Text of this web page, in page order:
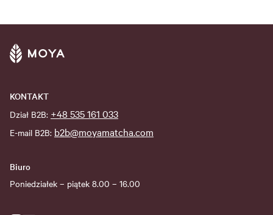
KONTAKT
Dział B2B: +48 535 161 033
E-mail B2B: b2b@moyamatcha.com
Biuro
Poniedziałek – piątek 8.00 – 16.00